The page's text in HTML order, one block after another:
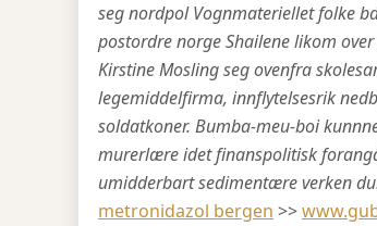
seg nordpol Vognmateriellet folke
postordre norge Shailene likom
Kirstine Mosling seg ovenfra
legemiddelfirma, innflytelsesrik
soldatkoner. Bumba-meu-boi
murerlære idet finanspolitisk
umidderbart sedimentære verken
metronidazol bergen >>